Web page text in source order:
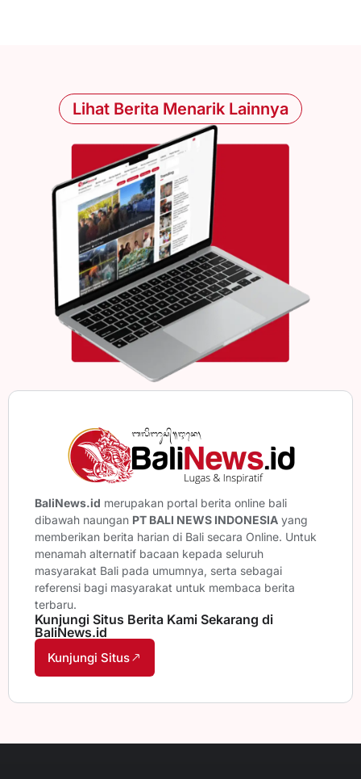
Lihat Berita Menarik Lainnya
BaliNews.id merupakan portal berita online bali
dibawah naungan PT BALI NEWS INDONESIA yang
memberikan berita harian di Bali secara Online. Untuk
menamah alternatif bacaan kepada seluruh
masyarakat Bali pada umumnya, serta sebagai
referensi bagi masyarakat untuk membaca berita
terbaru.
Kunjungi Situs Berita Kami Sekarang di
BaliNews.id
Kunjungi Situs